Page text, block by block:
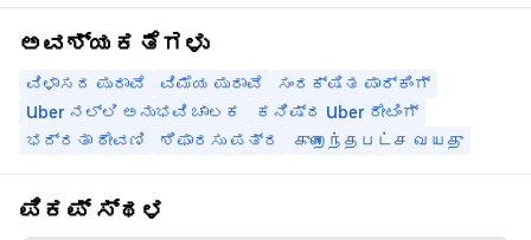
ಅವಶ್ಯಕತೆಗಳು
ವಿಳಾಸದ ಪುರಾವೆ ವಿಮೆಯ ಪುರಾವೆ
ಸಂರಕ್ಷಿತ ಪಾರ್ಕಿಂಗ್
Uber ನಲ್ಲಿ ಅನುಭವಿ ಚಾಲಕ
ಕನಿಷ್ಠ Uber ರೇಟಿಂಗ್
ಭದ್ರತಾ ಠೇವಣಿ
ಶಿಫಾರಸು ಪತ್ರ குறைந்தபட்ச வயது
ಪಿಕಪ್ ಸ್ಥಳ